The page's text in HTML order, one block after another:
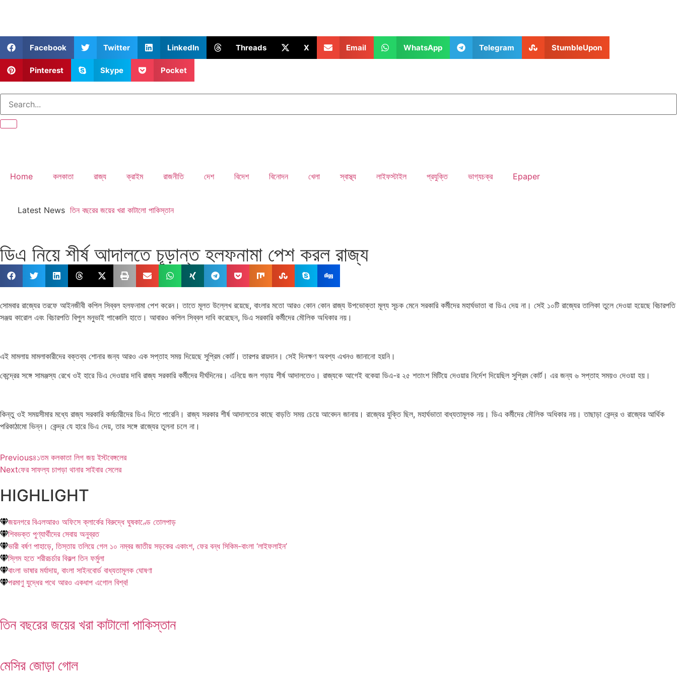
Facebook Twitter LinkedIn Threads X Email WhatsApp Telegram StumbleUpon
Pinterest Skype Pocket
Home কলকাতা রাজ্য ক্রাইম রাজনীতি দেশ বিদেশ বিনোদন খেলা স্বাস্থ্য লাইফস্টাইল প্রযুক্তি ভাগ্যচক্র Epaper
Latest News তিন বছরের জয়ের খরা কাটালো পাকিস্তান
ডিএ নিয়ে শীর্ষ আদালতে চূড়ান্ত হলফনামা পেশ করল রাজ্য
সোমবার রাজ্যের তরফে আইনজীবী কপিল সিব্বল হলফনামা পেশ করেন। তাতে মূলত উল্লেখ রয়েছে, বাংলার মতো আরও কোন কোন রাজ্য উপভোক্তা মূল্য সূচক মেনে সরকারি কর্মীদের মহার্ঘভাতা বা ডিএ দেয় না। সেই ১০টি রাজ্যের তালিকা তুলে দেওয়া হয়েছে বিচারপতি
সঞ্জয় কারোল এবং বিচারপতি বিপুল মনুভাই পাঞ্চোলি হাতে। আবারও কপিল সিব্বল দাবি করেছেন, ডিএ সরকারি কর্মীদের মৌলিক অধিকার নয়।
এই মামলায় মামলাকারীদের বক্তব্য শোনার জন্য আরও এক সপ্তাহ সময় দিয়েছে সুপ্রিম কোর্ট। তারপর রায়দান। সেই দিনক্ষণ অবশ্য এখনও জানানো হয়নি।
কেন্দ্রের সঙ্গে সামঞ্জস্য রেখে ওই হারে ডিএ দেওয়ার দাবি রাজ্য সরকারি কর্মীদের দীর্ঘদিনের। এনিয়ে জল গড়ায় শীর্ষ আদালতেও। রাজ্যকে আগেই বকেয়া ডিএ-র ২৫ শতাংশ মিটিয়ে দেওয়ার নির্দেশ দিয়েছিল সুপ্রিম কোর্ট। এর জন্য ৬ সপ্তাহ সময়ও দেওয়া হয়।
কিন্তু ওই সময়সীমার মধ্যে রাজ্য সরকারি কর্মচারীদের ডিএ দিতে পারেনি। রাজ্য সরকার শীর্ষ আদালতের কাছে বাড়তি সময় চেয়ে আবেদন জানায়। রাজ্যের যুক্তি ছিল, মহার্ঘভাতা বাধ্যতামূলক নয়। ডিএ কর্মীদের মৌলিক অধিকার নয়। তাছাড়া কেন্দ্র ও রাজ্যের আর্থিক
পরিকাঠামো ভিন্ন। কেন্দ্র যে হারে ডিএ দেয়, তার সঙ্গে রাজ্যের তুলনা চলে না।
Previous৪১তম কলকাতা লিগ জয় ইস্টবেঙ্গলের
Nextফের সাফল্য চাপড়া থানার সাইবার সেলের
HIGHLIGHT
জয়নগরে বিএলআরও অফিসে ক্লার্কের বিরুদ্ধে ঘুষকাণ্ডে তোলপাড়
শিবভক্ত পুণ্যার্থীদের সেবায় অনুব্রত
ভারী বর্ষণ পাহাড়ে, তিস্তায় তলিয়ে গেল ১০ নম্বর জাতীয় সড়কের একাংশ, ফের বন্ধ সিকিম-বাংলা ‘লাইফলাইন’
স্লিম হতে শরীরচর্চার বিকল্প তিন ফর্মুলা
বাংলা ভাষার মর্যাদায়, বাংলা সাইনবোর্ড বাধ্যতামূলক ঘোষণা
পরমাণু যুদ্ধের পথে আরও একধাপ এগোল বিশ্ব!
তিন বছরের জয়ের খরা কাটালো পাকিস্তান
মেসির জোড়া গোল